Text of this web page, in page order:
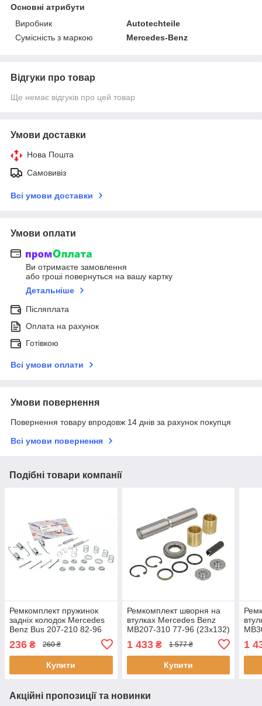
Основні атрибути
Виробник
Autotechteile
Сумісність з маркою
Mercedes-Benz
Відгуки про товар
Ще немає відгуків про цей товар
Умови доставки
Нова Пошта
Самовивіз
Всі умови доставки
Умови оплати
Ви отримаєте замовлення
або гроші повернуться на вашу картку
Детальніше
Післяплата
Оплата на рахунок
Готівкою
Всі умови оплати
Умови повернення
Повернення товару впродовж 14 днів за рахунок покупця
Всі умови повернення
Подібні товари компанії
Ремкомплект пружинок
задніх колодок Mercedes
Benz Bus 207-210 82-96
4280 AUTOTECHTEILE
236 ₴ 260 ₴
Купити
Ремкомплект шворня на
втулках Mercedes Benz
MB207-310 77-96 (23x132)
1 433₴ 1 577 ₴
Купити
1
Акційні пропозиції та новинки